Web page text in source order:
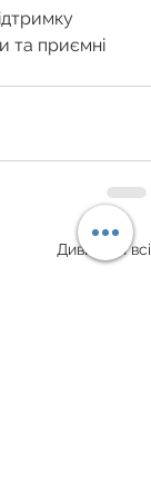
та приємні
Дивитися всі